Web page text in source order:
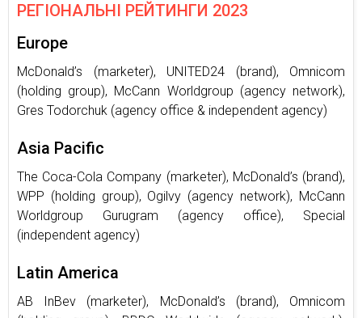
РЕГІОНАЛЬНІ РЕЙТИНГИ 2023
Europe
McDonald’s (marketer), UNITED24 (brand), Omnicom
(holding group), McCann Worldgroup (agency network),
Gres Todorchuk (agency office & independent agency)
Asia Pacific
The Coca-Cola Company (marketer), McDonald’s (brand),
WPP (holding group), Ogilvy (agency network), McCann
Worldgroup Gurugram (agency office), Special
(independent agency)
Latin America
AB InBev (marketer), McDonald’s (brand), Omnicom